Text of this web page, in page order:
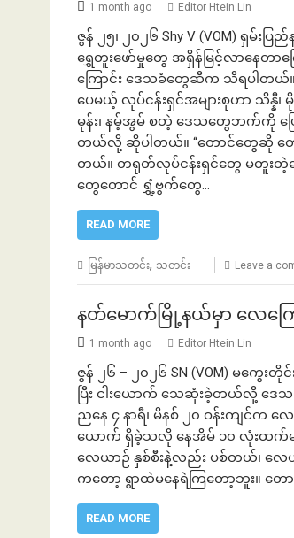
1 month ago Editor Htein Lin
ဇွန် ၂၅၊ ၂၀၂၆ Shy V (VOM) ရှမ်
ရွှေတူးဖော်မှုတွေ အရှိန်မြင့်လာနေတ
ကြောင်း ဒေသခံတွေဆီက သိရပါတယ်
ပေမယ့် လုပ်ငန်းရှင်အများစုဟာ သိန္နီ၊ မို
မုန်း၊ နမ့်အွမ် စတဲ့ ဒေသတွေဘက်ကို ပြ
တယ်လို့ ဆိုပါတယ်။ “တောင်တွေဆို တော
တယ်။ တရုတ်လုပ်ငန်းရှင်တွေ မတူးတဲ့န
တွေတောင် ရွှံ့ဗွက်တွေ…
READ MORE
မြန်မာသတင်း, သတင်း Leave a
နတ်မောက်မြို့နယ်မှာ လေကြ
1 month ago Editor Htein Lin
ဇွန် ၂၆ – ၂၀၂၆ SN (VOM) မကွေး
ပြီး ငါးယောက် သေဆုံးခဲ့တယ်လို့ ဒေသ
ညနေ ၄ နာရီ၊ မိနစ် ၂၀ ဝန်းကျင်က
ယောက် ရှိခဲ့သလို နေအိမ် ၁၀ လုံးထက်မ
လေယာဉ် နှစ်စီးနဲ့လည်း ပစ်တယ်၊ လေ
ကတော့ ရွာထဲမနေရဲကြတော့ဘူး။ တ
READ MORE